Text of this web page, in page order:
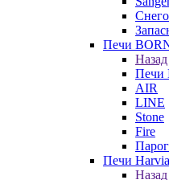
Печи
Назад
Печи
AIR
LINE
Stone
Fire
Печи Harvia
Назад